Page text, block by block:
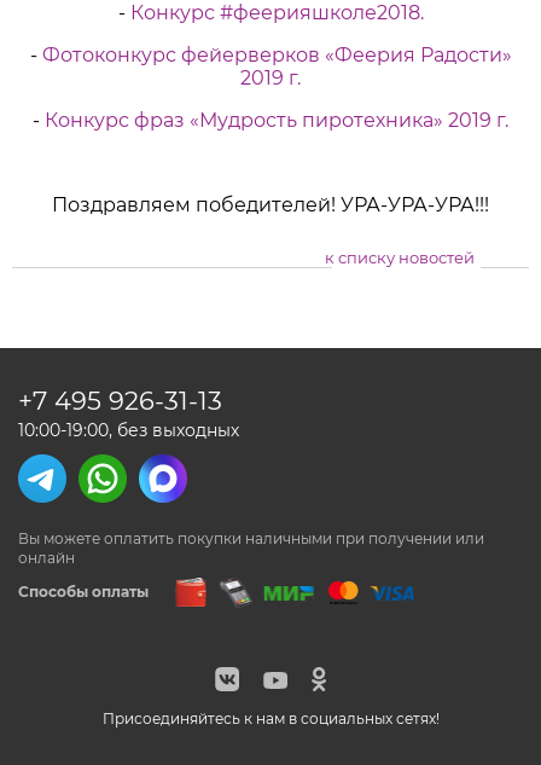
- Конкурс #феерияшколе2018.
- Фотоконкурс фейерверков «Феерия Радости»
2019 г.
- Конкурс фраз «Мудрость пиротехника» 2019 г.
Поздравляем победителей! УРА-УРА-УРА!!!
к списку новостей
Присоединяйтесь к нам в социальных сетях!
Способы оплаты
Вы можете оплатить покупки наличными при получении или
онлайн
+7 495 926-31-13
10:00-19:00, без выходных